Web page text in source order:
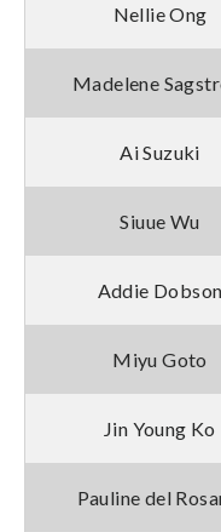
Nellie Ong
Madelene
Ai Suzuki
Siuue Wu
Addie Dobson
Miyu Goto
Jin Young Ko
Pauline del